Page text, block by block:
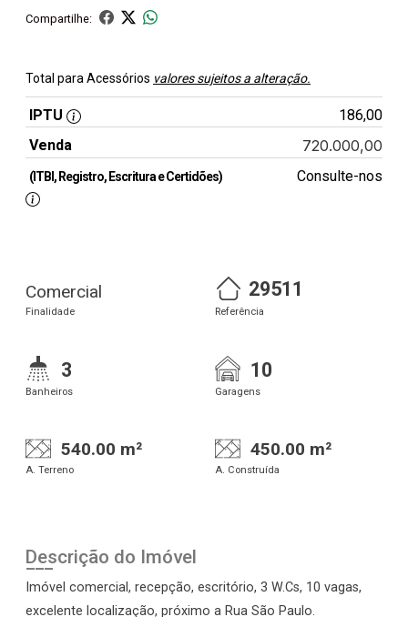
Compartilhe:
Total para Acessórios valores sujeitos a alteração.
IPTU
186,00
Venda
720.000,00
(ITBI, Registro, Escritura e Certidões) Consulte-nos
Comercial
Finalidade
29511
Referência
3
Banheiros
10
Garagens
540.00 m²
A. Terreno
450.00 m²
A. Construída
Descrição do Imóvel
Imóvel comercial, recepção, escritório, 3 W.Cs, 10 vagas,
excelente localização, próximo a Rua São Paulo.